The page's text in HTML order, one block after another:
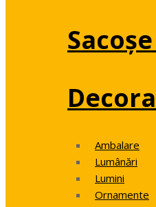
Ambalare
Lumânări
Lumini
Ornamente